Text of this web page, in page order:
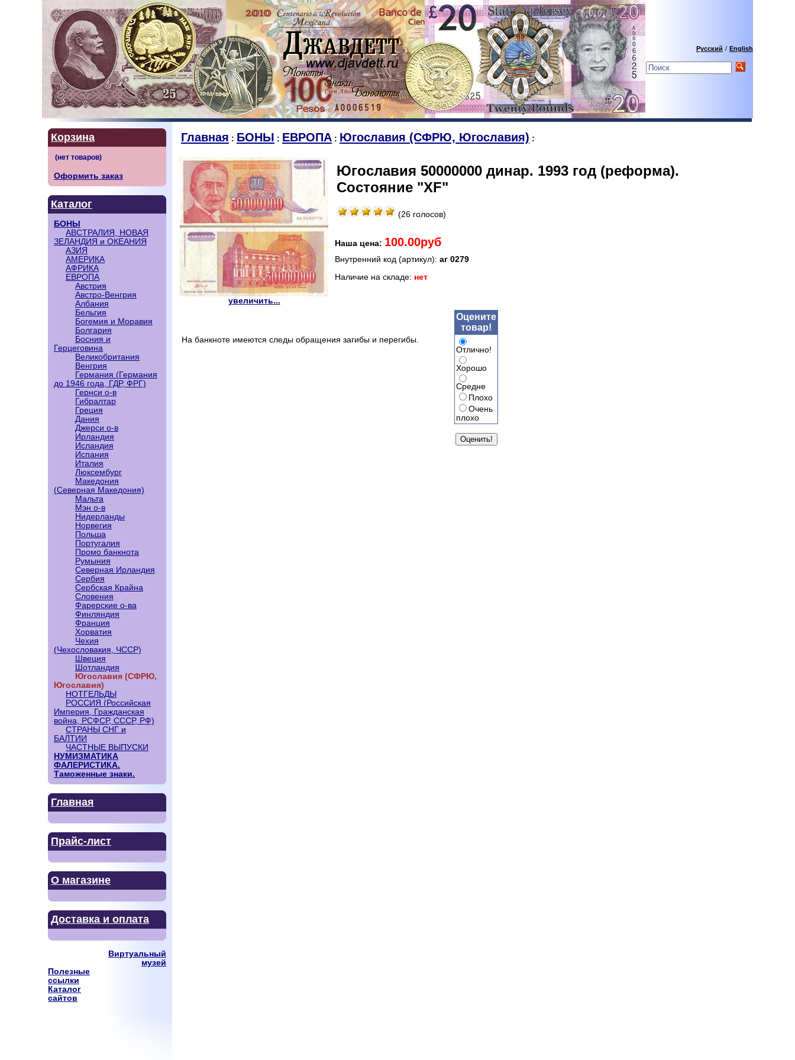
Русский / English
Корзина
Оформить заказ
Каталог
БОНЫ
АВСТРАЛИЯ, НОВАЯ
ЗЕЛАНДИЯ и ОКЕАНИЯ
АЗИЯ
АМЕРИКА
АФРИКА
ЕВРОПА
Австрия
Австро-Венгрия
Албания
Бельгия
Богемия и Моравия
Болгария
Босния и
Герцеговина
Великобритания
Венгрия
Германия (Германия
до 1946 года, ГДР, ФРГ)
Гернси о-в
Гибралтар
Греция
Дания
Джерси о-в
Ирландия
Исландия
Испания
Италия
Люксембург
Македония
(Северная Македония)
Мальта
Мэн о-в
Нидерланды
Норвегия
Польша
Португалия
Промо банкнота
Румыния
Северная Ирландия
Сербия
Сербская Крайна
Словения
Фарерские о-ва
Финляндия
Франция
Хорватия
Чехия
(Чехословакия, ЧССР)
Швеция
Шотландия
Югославия (СФРЮ,
Югославия)
НОТГЕЛЬДЫ
РОССИЯ (Российская
Империя, Гражданская
война, РСФСР, СССР, РФ)
СТРАНЫ СНГ и
БАЛТИИ
ЧАСТНЫЕ ВЫПУСКИ
НУМИЗМАТИКА
ФАЛЕРИСТИКА.
Таможенные знаки.
Главная
Прайс-лист
О магазине
Доставка и оплата
Виртуальный
музей
Полезные
ссылки
Каталог
сайтов
Главная : БОНЫ : ЕВРОПА : Югославия (СФРЮ, Югославия) :
увеличить...
Югославия 50000000 динар. 1993 год (реформа).
Состояние "XF"
(26 голосов)
Наша цена: 100.00руб
Внутренний код (артикул): аг 0279
Наличие на складе: нет
На банкноте имеются следы обращения загибы и перегибы.
Оцените
товар!
Отлично!
Хорошо
Средне
Плохо
Очень
плохо